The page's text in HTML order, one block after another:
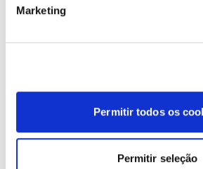
Marketing
Permitir todos os
Permitir seleção